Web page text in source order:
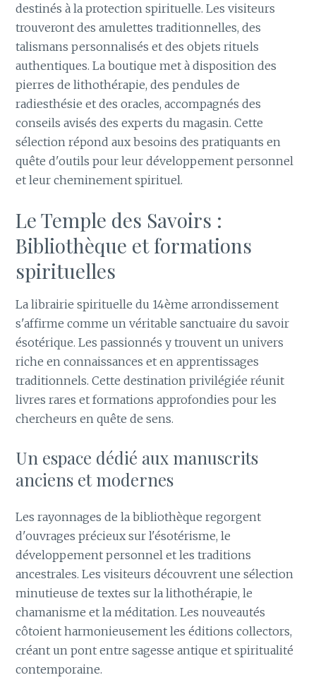
destinés à la protection spirituelle. Les visiteurs
trouveront des amulettes traditionnelles, des
talismans personnalisés et des objets rituels
authentiques. La boutique met à disposition des
pierres de lithothérapie, des pendules de
radiesthésie et des oracles, accompagnés des
conseils avisés des experts du magasin. Cette
sélection répond aux besoins des pratiquants en
quête d'outils pour leur développement personnel
et leur cheminement spirituel.
Le Temple des Savoirs :
Bibliothèque et formations
spirituelles
La librairie spirituelle du 14ème arrondissement
s'affirme comme un véritable sanctuaire du savoir
ésotérique. Les passionnés y trouvent un univers
riche en connaissances et en apprentissages
traditionnels. Cette destination privilégiée réunit
livres rares et formations approfondies pour les
chercheurs en quête de sens.
Un espace dédié aux manuscrits
anciens et modernes
Les rayonnages de la bibliothèque regorgent
d'ouvrages précieux sur l'ésotérisme, le
développement personnel et les traditions
ancestrales. Les visiteurs découvrent une sélection
minutieuse de textes sur la lithothérapie, le
chamanisme et la méditation. Les nouveautés
côtoient harmonieusement les éditions collectors,
créant un pont entre sagesse antique et spiritualité
contemporaine.